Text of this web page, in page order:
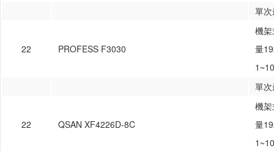
單
22 PROFESS F3030
機
量
單
22 QSAN XF4226D-8C
機
量